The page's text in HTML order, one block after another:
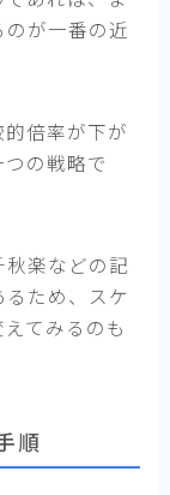
が一番の近
倍率が下が
の戦略で
秋楽などの記
ため、スケ
てみるのも
順